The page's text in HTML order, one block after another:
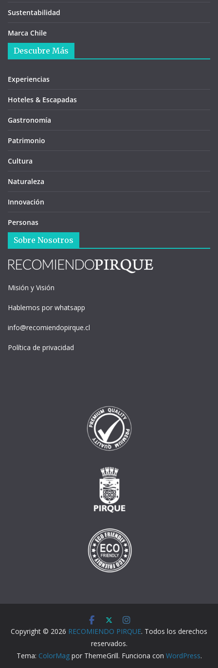
Sustentabilidad
Marca Chile
Descubre Más
Experiencias
Hoteles & Escapadas
Gastronomía
Patrimonio
Cultura
Naturaleza
Innovación
Personas
Sobre Nosotros
Misión y Visión
Hablemos por whatsapp
info@recomiendopirque.cl
Política de privacidad
Copyright © 2026 RECOMIENDO PIRQUE. Todos los derechos
reservados.
Tema: ColorMagpor ThemeGrill. Funciona con WordPress.